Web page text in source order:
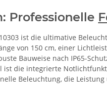
Professionelle
ist die ultimative
von 150 cm, einer
Bauweise nach IP65-
die integrierte
Beleuchtung, die